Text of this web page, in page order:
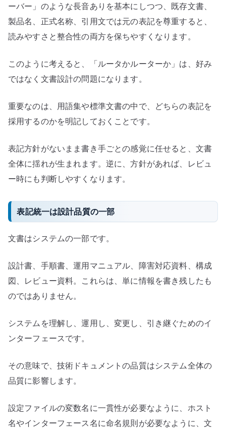
ーバー」のような長音ありを基本にしつつ、既存文書、
製品名、正式名称、引用文では元の表記を尊重すると、
読みやすさと整合性の両方を保ちやすくなります。
このように考えると、「ルータかルーターか」は、好み
ではなく文書設計の問題になります。
重要なのは、用語集や標準文書の中で、どちらの表記を
採用するのかを明記しておくことです。
表記方針がないまま書き手ごとの感覚に任せると、文書
全体に揺れが生まれます。逆に、方針があれば、レビュ
ー時にも判断しやすくなります。
表記統一は設計品質の一部
文書はシステムの一部です。
設計書、手順書、運用マニュアル、障害対応資料、構成
図、レビュー資料。これらは、単に情報を書き残したも
のではありません。
システムを理解し、運用し、変更し、引き継ぐためのイ
ンターフェースです。
その意味で、技術ドキュメントの品質はシステム全体の
品質に影響します。
設定ファイルの変数名に一貫性が必要なように、ホスト
名やインターフェース名に命名規則が必要なように、文